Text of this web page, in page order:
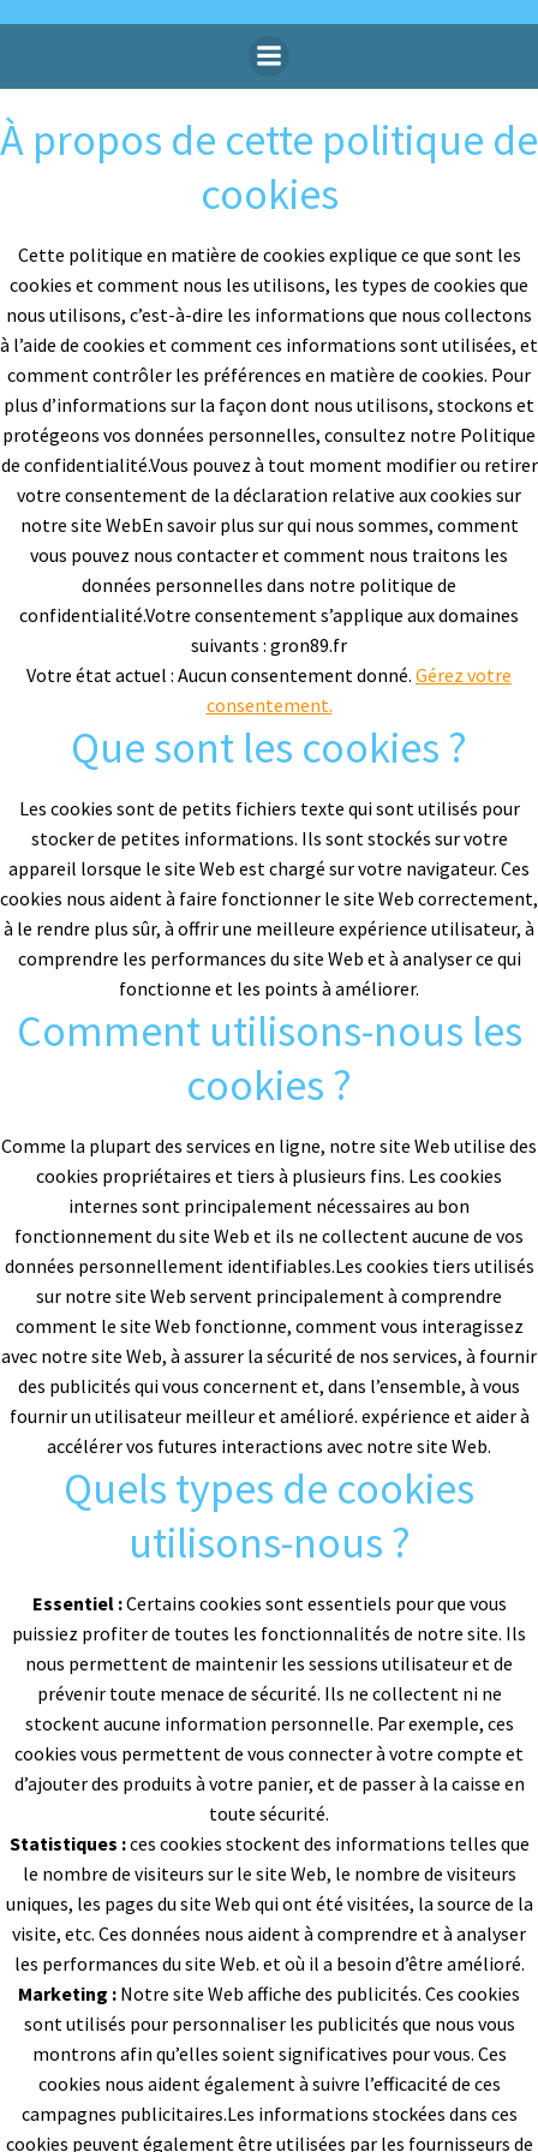
au
contenu
À propos de cette politique de
cookies
Cette politique en matière de cookies explique ce que sont les
cookies et comment nous les utilisons, les types de cookies que
nous utilisons, c’est-à-dire les informations que nous collectons
à l’aide de cookies et comment ces informations sont utilisées, et
comment contrôler les préférences en matière de cookies. Pour
plus d’informations sur la façon dont nous utilisons, stockons et
protégeons vos données personnelles, consultez notre Politique
de confidentialité.Vous pouvez à tout moment modifier ou retirer
votre consentement de la déclaration relative aux cookies sur
notre site WebEn savoir plus sur qui nous sommes, comment
vous pouvez nous contacter et comment nous traitons les
données personnelles dans notre politique de
confidentialité.Votre consentement s’applique aux domaines
suivants : gron89.fr
Votre état actuel : Aucun consentement donné. Gérez votre
consentement.
Que sont les cookies ?
Les cookies sont de petits fichiers texte qui sont utilisés pour
stocker de petites informations. Ils sont stockés sur votre
appareil lorsque le site Web est chargé sur votre navigateur. Ces
cookies nous aident à faire fonctionner le site Web correctement,
à le rendre plus sûr, à offrir une meilleure expérience utilisateur, à
comprendre les performances du site Web et à analyser ce qui
fonctionne et les points à améliorer.
Comment utilisons-nous les
cookies ?
Comme la plupart des services en ligne, notre site Web utilise des
cookies propriétaires et tiers à plusieurs fins. Les cookies
internes sont principalement nécessaires au bon
fonctionnement du site Web et ils ne collectent aucune de vos
données personnellement identifiables.Les cookies tiers utilisés
sur notre site Web servent principalement à comprendre
comment le site Web fonctionne, comment vous interagissez
avec notre site Web, à assurer la sécurité de nos services, à fournir
des publicités qui vous concernent et, dans l’ensemble, à vous
fournir un utilisateur meilleur et amélioré. expérience et aider à
accélérer vos futures interactions avec notre site Web.
Quels types de cookies
utilisons-nous ?
Essentiel :Certains cookies sont essentiels pour que vous
puissiez profiter de toutes les fonctionnalités de notre site. Ils
nous permettent de maintenir les sessions utilisateur et de
prévenir toute menace de sécurité. Ils ne collectent ni ne
stockent aucune information personnelle. Par exemple, ces
cookies vous permettent de vous connecter à votre compte et
d’ajouter des produits à votre panier, et de passer à la caisse en
toute sécurité.
Statistiques :ces cookies stockent des informations telles que
le nombre de visiteurs sur le site Web, le nombre de visiteurs
uniques, les pages du site Web qui ont été visitées, la source de la
visite, etc. Ces données nous aident à comprendre et à analyser
les performances du site Web. et où il a besoin d’être amélioré.
Marketing : Notre site Web affiche des publicités. Ces cookies
sont utilisés pour personnaliser les publicités que nous vous
montrons afin qu’elles soient significatives pour vous. Ces
cookies nous aident également à suivre l’efficacité de ces
campagnes publicitaires.Les informations stockées dans ces
cookies peuvent également être utilisées par les fournisseurs de